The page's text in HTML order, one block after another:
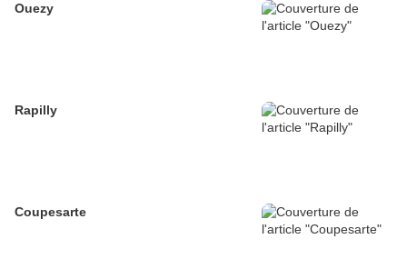
Ouezy
Rapilly
Coupesarte